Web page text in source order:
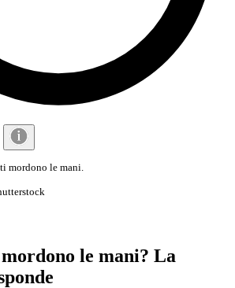
mordono le mani.
le mani? La